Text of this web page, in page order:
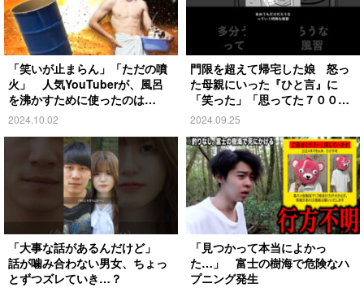
「笑いが止まらん」「ただの噴
火」 人気YouTuberが、風呂
を沸かすために使ったのは…
2024.10.02
門限を超えて帰宅した娘 怒っ
た母親にいった『ひと言』に
「笑った」「思ってた７００倍
特殊」
2024.09.25
「大事な話があるんだけど」
話が噛み合わない男女、ちょっ
とずつズレていき…？
「見つかって本当によかっ
た…」 富士の樹海で危険なハ
プニング発生